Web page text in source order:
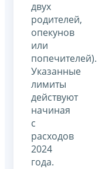
двух
родителей,
опекунов
или
попечителей).
Указанные
лимиты
действуют
начиная
с
расходов
2024
года.